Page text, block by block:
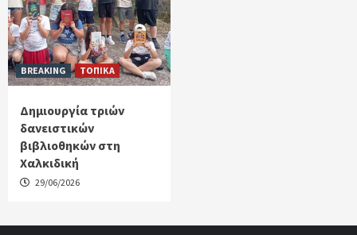
BREAKING ΤΟΠΙΚΑ
Δημιουργία τριών
δανειστικών
βιβλιοθηκών στη
Χαλκιδική
29/06/2026